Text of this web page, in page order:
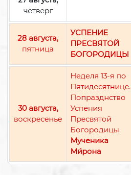
четверг
28 августа,
пятница
УСПЕНИЕ
ПРЕСВЯТОЙ
БОГОРОДИЦЫ
30 августа,
воскресенье
Неделя 13-я по
Пятидесятнице.
Попразднство
Успения
Пресвятой
Богородицы
Мученика
Ми́рона